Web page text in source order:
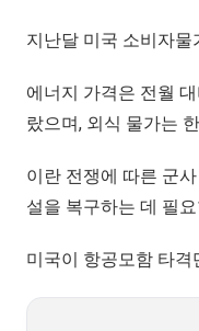
지난달 미국 소비자물
에너지 가격은 전월
랐으며, 외식 물가는
이란 전쟁에 따른 군
설을 복구하는 데 필
미국이 항공모함 타